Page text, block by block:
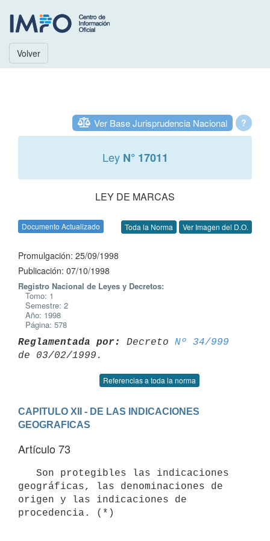
Volver
?
Ver Base Jurisprudencia Nacional
Ley N° 17011
LEY DE MARCAS
Documento Actualizado Toda la Norma Ver Imagen del D.O.
Promulgación: 25/09/1998
Publicación: 07/10/1998
Registro Nacional de Leyes y Decretos:
Tomo: 1
Semestre: 2
Año: 1998
Página: 578
Reglamentada por: Decreto Nº 34/999
Referencias a toda la norma
CAPITULO XII - DE LAS INDICACIONES
GEOGRAFICAS
Artículo 73
geográficas, las denominaciones de
origen y las indicaciones de
procedencia. (*)